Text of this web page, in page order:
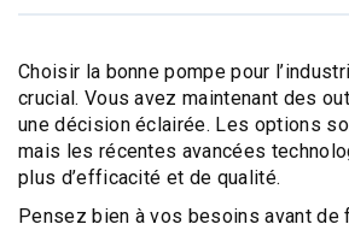
Choisir la bonne pompe pour l’
crucial. Vous avez maintenant des
une décision éclairée. Les options
mais les récentes avancées
plus d’efficacité et de qualité.
Pensez bien à vos besoins avant de